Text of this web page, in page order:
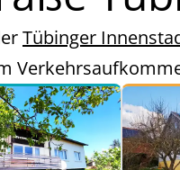
Tübinger